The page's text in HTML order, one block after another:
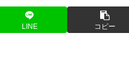
LINE コピー